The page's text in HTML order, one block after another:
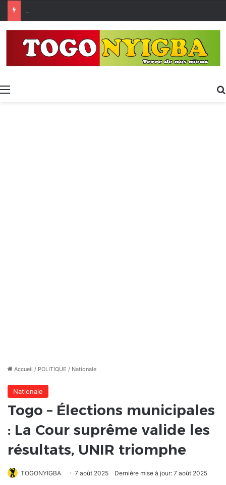
Menu
Accueil / POLITIQUE / Nationale
Nationale
Togo – Élections municipales
: La Cour suprême valide les
résultats, UNIR triomphe
TOGONYIGBA 7 août 2025 Dernière mise à jour: 7 août 2025